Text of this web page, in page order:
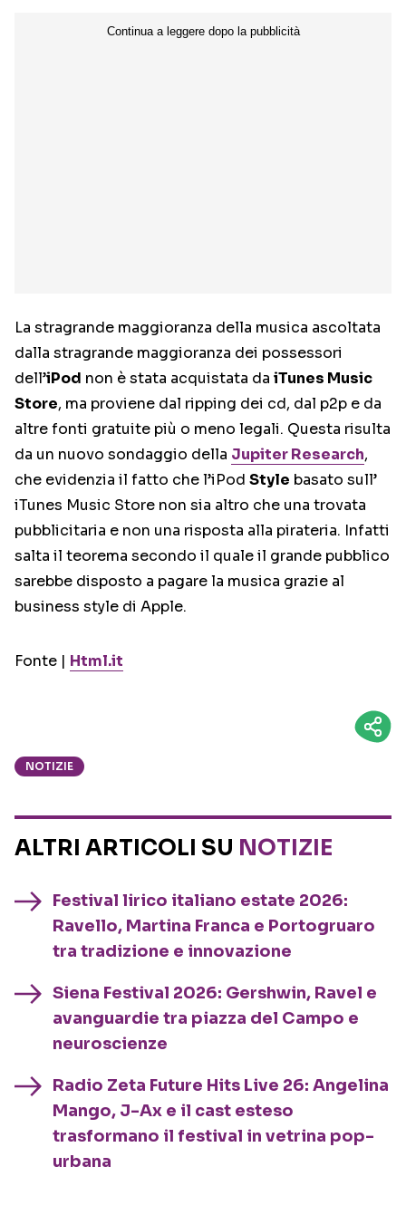
La stragrande maggioranza della musica ascoltata
dalla stragrande maggioranza dei possessori
dell’iPod non è stata acquistata da iTunes Music
Store, ma proviene dal ripping dei cd, dal p2p e da
altre fonti gratuite più o meno legali. Questa risulta
da un nuovo sondaggio della Jupiter Research,
che evidenzia il fatto che l’iPod Style basato sull’
iTunes Music Store non sia altro che una trovata
pubblicitaria e non una risposta alla pirateria. Infatti
salta il teorema secondo il quale il grande pubblico
sarebbe disposto a pagare la musica grazie al
business style di Apple.
Fonte | Html.it
NOTIZIE
ALTRI ARTICOLI SU NOTIZIE
Festival lirico italiano estate 2026:
Ravello, Martina Franca e Portogruaro
tra tradizione e innovazione
Siena Festival 2026: Gershwin, Ravel e
avanguardie tra piazza del Campo e
neuroscienze
Radio Zeta Future Hits Live 26: Angelina
Mango, J-Ax e il cast esteso
trasformano il festival in vetrina pop-
urbana